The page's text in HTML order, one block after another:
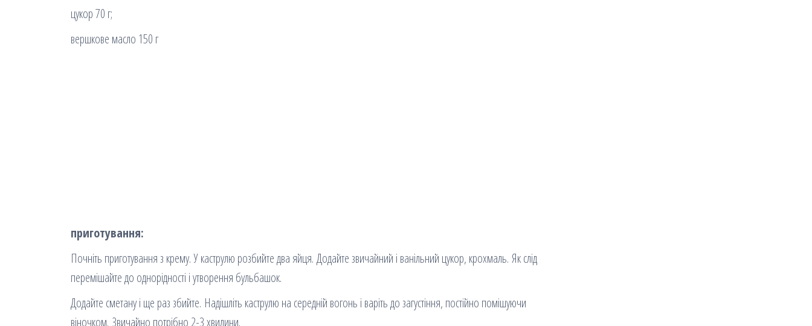
цукор 70 г;
вершкове масло 150 г
приготування:
Почніть приготування з крему. У каструлю розбийте два яйця. Додайте звичайний і ванільний цукор, крохмаль. Як слід
перемішайте до однорідності і утворення бульбашок.
Додайте сметану і ще раз збийте. Надішліть каструлю на середній вогонь і варіть до загустіння, постійно помішуючи
віночком. Звичайно потрібно 2-3 хвилини.